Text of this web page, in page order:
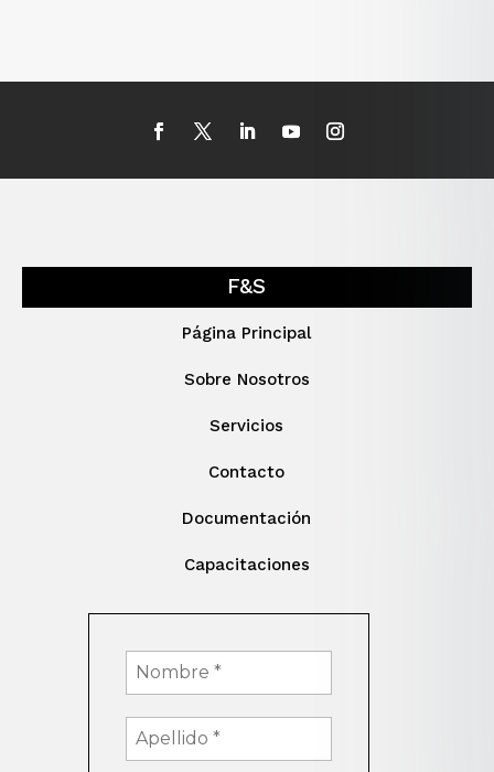
F&S
Página Principal
Sobre Nosotros
Servicios
Contacto
Documentación
Capacitaciones